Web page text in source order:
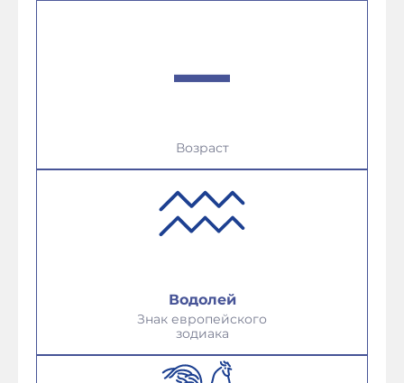
–
Возраст
Водолей
Знак европейского
зодиака